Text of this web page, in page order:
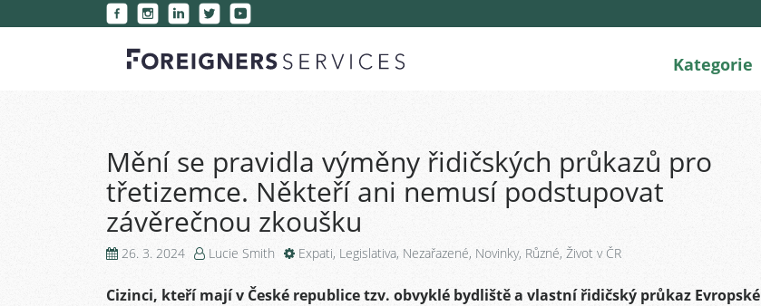
Kategorie
Mění se pravidla výměny řidičských průkazů pro
třetizemce. Někteří ani nemusí podstupovat
závěrečnou zkoušku
26. 3. 2024 Lucie Smith Expati, Legislativa, Nezařazené, Novinky, Různé, Život v ČR
Cizinci, kteří mají v České republice tzv. obvyklé bydliště a vlastní řidičský průkaz Evropské